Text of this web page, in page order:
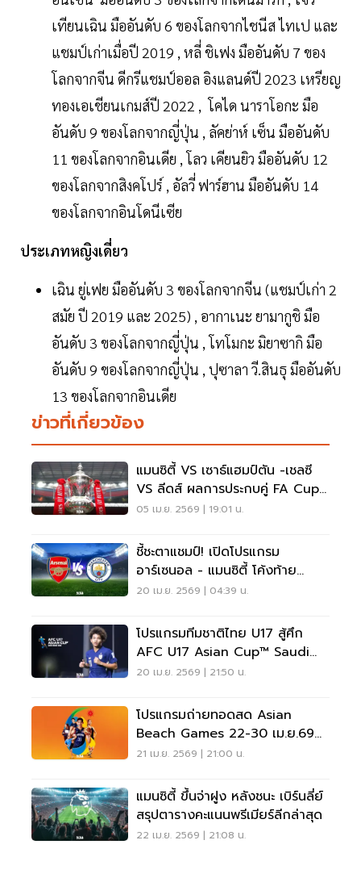
เทียนเฉิน มืออันดับ 6 ของโลกจากไชนีส ไทเป และ
แชมป์เก่าเมื่อปี 2019 , หลี่ ชิเฟง มืออันดับ 7 ของ
โลกจากจีน ดีกรีแชมป์ออล อิงแลนด์ปี 2023 เหรียญ
ทองเอเชียนเกมส์ปี 2022 , โคได นาราโอกะ มือ
อันดับ 9 ของโลกจากญี่ปุ่น , ลัคย่าห์ เซ็น มืออันดับ
11 ของโลกจากอินเดีย , โลว เคียนยิว มืออันดับ 12
ของโลกจากสิงคโปร์ , อัลวี่ ฟาร์ฮาน มืออันดับ 14
ของโลกจากอินโดนีเซีย
ประเภทหญิงเดี่ยว
เฉิน ยู่เฟย มืออันดับ 3 ของโลกจากจีน (แชมป์เก่า 2
สมัย ปี 2019 และ 2025) , อากาเนะ ยามากูชิ มือ
อันดับ 3 ของโลกจากญี่ปุ่น , โทโมกะ มิยาซากิ มือ
อันดับ 9 ของโลกจากญี่ปุ่น , ปุซาลา วี.สินธุ มืออันดับ
13 ของโลกจากอินเดีย
ข่าวที่เกี่ยวข้อง
แมนซิตี้ VS เซาธ์แฮมป์ตัน -เชลซี
VS ลีดส์ ผลการประกบคู่ FA Cup
รอบรองชนะเลิศ
05 เม.ย. 2569 | 19:01 น.
ชี้ชะตาแชมป์! เปิดโปรแกรม
อาร์เซนอล - แมนซิตี้ โค้งท้าย
2025/26 ใครหนักกว่ากัน
20 เม.ย. 2569 | 04:39 น.
โปรแกรมทีมชาติไทย U17 สู้ศึก
AFC U17 Asian Cup™ Saudi
Arabia 2026
20 เม.ย. 2569 | 21:50 น.
โปรแกรมถ่ายทอดสด Asian
Beach Games 22-30 เม.ย.69
แนะลิงค์เชียร์ทีมชาติไทยที่นี่
21 เม.ย. 2569 | 21:00 น.
แมนซิตี้ ขึ้นจ่าฝูง หลังชนะ เบิร์น​ลี่ย์​
สรุปตารางคะแนนพรีเมียร์ลีกล่าสุด
22 เม.ย. 2569 | 21:08 น.